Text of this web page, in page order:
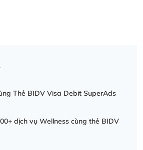
Thẻ BIDV Visa Debit SuperAds
dịch vụ Wellness cùng thẻ BIDV